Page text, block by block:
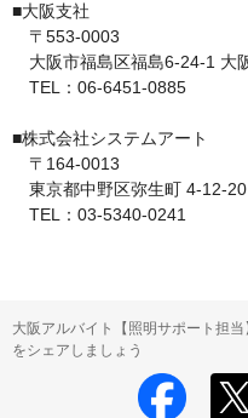
■大阪支社
〒553-0003
大阪市福島区福島6-24-1 大
TEL：06-6451-0885
■株式会社システムアート
〒164-0013
東京都中野区弥生町 4-12-
TEL：03-5340-0241
大阪アルバイト【照明サポート担
をシェアしましょう